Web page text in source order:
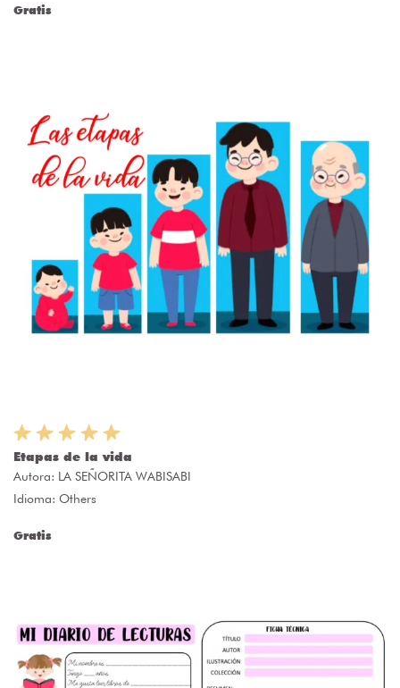
Gratis
Etapas de la vida
Autora: LA SEÑORITA WABISABI
Idioma: Others
Gratis